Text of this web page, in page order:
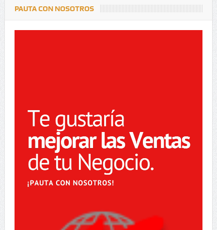
PAUTA CON NOSOTROS